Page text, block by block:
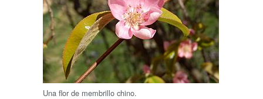
Una flor de membrillo chino.